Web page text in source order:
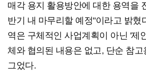
매각 용지 활용방안에 대한 용역을
반기 내 마무리할 예정"이라고 밝혔
역은 구체적인 사업계획이 아닌 '제
체와 협의된 내용은 없고, 단순 참
그었다.